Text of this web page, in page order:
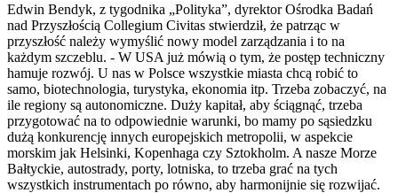
Edwin Bendyk, z tygodnika „Polityka”, dyrektor Ośrodka Badań
nad Przyszłością Collegium Civitas stwierdził, że patrząc w
przyszłość należy wymyślić nowy model zarządzania i to na
każdym szczeblu. - W USA już mówią o tym, że postęp techniczny
hamuje rozwój. U nas w Polsce wszystkie miasta chcą robić to
samo, biotechnologia, turystyka, ekonomia itp. Trzeba zobaczyć, na
ile regiony są autonomiczne. Duży kapitał, aby ściągnąć, trzeba
przygotować na to odpowiednie warunki, bo mamy po sąsiedzku
dużą konkurencję innych europejskich metropolii, w aspekcie
morskim jak Helsinki, Kopenhaga czy Sztokholm. A nasze Morze
Bałtyckie, autostrady, porty, lotniska, to trzeba grać na tych
wszystkich instrumentach po równo, aby harmonijnie się rozwijać.